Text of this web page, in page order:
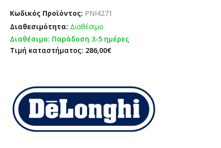
Κωδικός Προϊόντος: PNI4271
Διαθεσιμότητα: Διαθέσιμο
Διαθέσιμο: Παράδοση 3-5 ημέρες
Τιμή καταστήματος: 286,00€